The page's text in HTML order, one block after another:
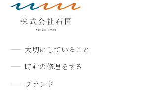
大切にしていること
時計の修理をする
ブランド